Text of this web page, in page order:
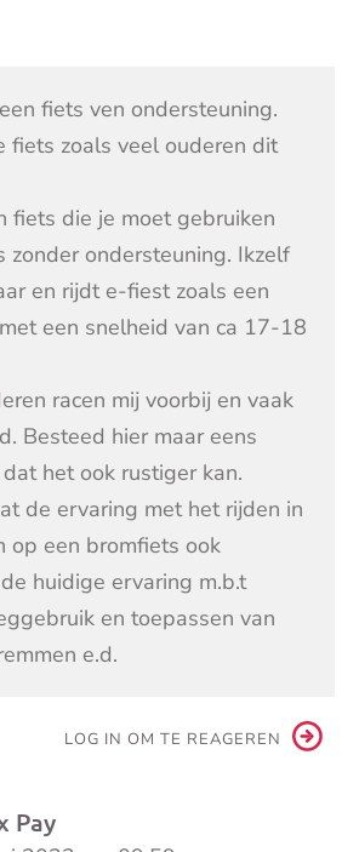
fiets ven ondersteuning.
fiets zoals veel ouderen dit
fiets die je moet gebruiken
zonder ondersteuning. Ikzelf
en rijdt e-fiest zoals een
een snelheid van ca 17-18
racen mij voorbij en vaak
Besteed hier maar eens
het ook rustiger kan.
de ervaring met het rijden in
op een bromfiets ook
huidige ervaring m.b.t
en toepassen van
e.d.
LOG IN OM TE REAGEREN
Pay